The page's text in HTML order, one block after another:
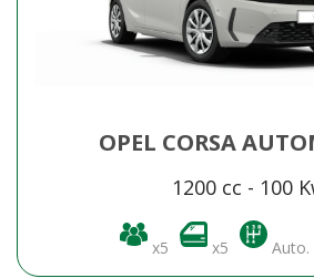
OPEL CORSA
1200 cc - 100
x5 x5 Auto.